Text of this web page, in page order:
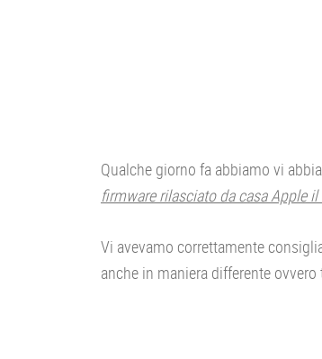
Qualche giorno fa abbiamo vi
firmware rilasciato da casa Apple il
Vi avevamo correttamente
anche in maniera differente